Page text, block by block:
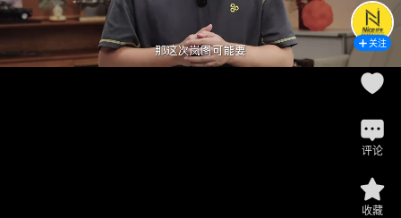
关注
评论
收藏